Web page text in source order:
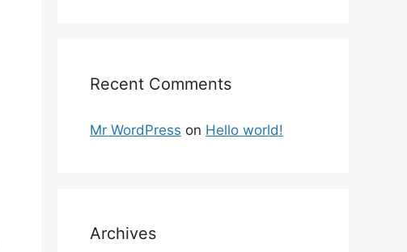
Recent Comments
Mr WordPress on Hello world!
Archives